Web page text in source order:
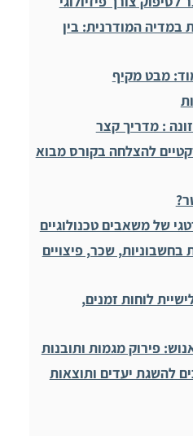
המודרנית: בין
מבט מקיף
: מדריך קצר
להצלחה בקורס מבוא
של משאבים טכנולוגיים
בחשבוניות, שכר, פיצויים
לוחות זמנים,
פירוק מגמות ותובנות
להשגת יעדים ותוצאות